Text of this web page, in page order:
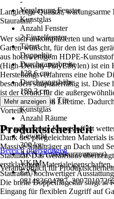
Verglasung Fenster
Kunstglas
Anzahl Fenster
2 Einzelfenster
Türart
Doppeltür
Durchgangsbreite
128,6 cm
Durchgangshöhe
189,3 cm
Verglasung Tür
Kunstglas
Anzahl Räume
1
Gewicht
300 kg
AKN (Artikelkurznummer)
VKJM
EAN
081483604787,
Langlebige Qualität,
Stauraum!
Wer sich unkomplizierten und
Garten wünscht, für den ist das
aus hochwertigem HDPE-
(High-Density-PolyEthylen) ist ein
Herstellungsverfahrens eine hohe
besonders strapazierfähig ist.
ist der Grund für die
Gerätehäuser von Lifetime.
Vorteile:
Der verwendete Kunststoff ist
Dank des pflegeleichten Materials
Massive Stahlträger an Dach und
Stabilität. Das Gerätehaus
erstklassigen
Stauraum, hochwertiger
Die breite Doppelflügeltür sorgt in
Eingang für flexiblen Zugriff auf
Mehr anzeigen
Produktsicherheit
Bereich überspringen
Verantwortlich für